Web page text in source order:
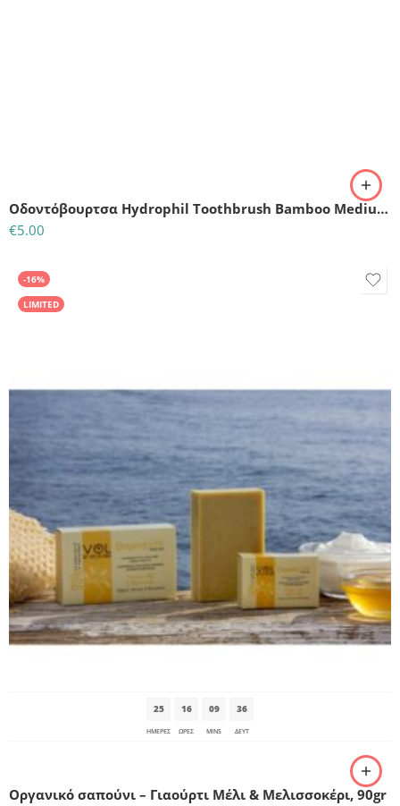
Οδοντόβουρτσα Hydrophil Toothbrush Bamboo Medium Soft Red
€5.00
-16%
LIMITED
25
ΗΜΈΡΕΣ
16
ΩΡΕΣ
09
MINS
35
ΔΕΥΤ
Οργανικό σαπούνι – Γιαούρτι Μέλι & Μελισσοκέρι, 90gr